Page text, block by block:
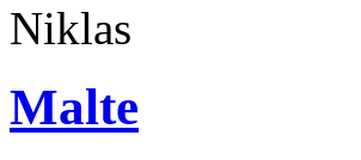
Niklas
Malte